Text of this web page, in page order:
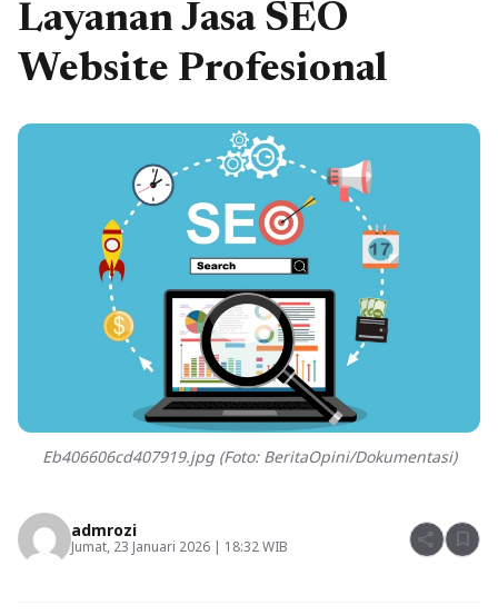
Layanan Jasa SEO
Website Profesional
Eb406606cd407919.jpg (Foto: BeritaOpini/Dokumentasi)
admrozi
Jumat, 23 Januari 2026 | 18:32 WIB share bookmark